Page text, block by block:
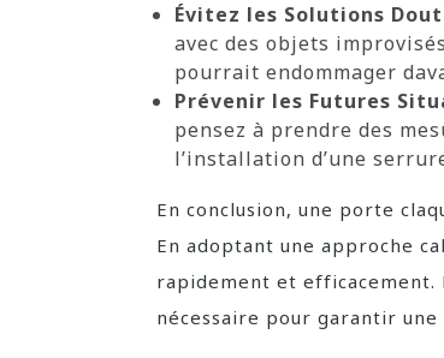
Évitez les Solutions
avec des objets
pourrait endommager
Prévenir les Futures
pensez à prendre des
l’installation d’une
En conclusion, une porte
En adoptant une approche
rapidement et efficacement.
nécessaire pour garantir